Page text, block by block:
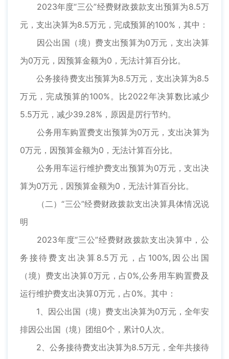
2023年度“三公”经费财政拨款支出预算为8.5万
元，支出决算为8.5万元，完成预算的100%，其中：
因公出国（境）费支出预算为0万元，支出决算
为0万元，因预算金额为0，无法计算百分比。
公务接待费支出预算为8.5万元，支出决算为8.5
万元，完成预算的100%。比2022年决算数比减少
5.5万元，减少39.28%，原因是厉行节约。
公务用车购置费支出预算为0万元，支出决算为
0万元，因预算金额为0，无法计算百分比。
公务用车运行维护费支出预算为0万元，支出决
算为0万元，因预算金额为0，无法计算百分比。
（二）“三公”经费财政拨款支出决算具体情况说
明
2023年度“三公”经费财政拨款支出决算中，公
务接待费支出决算8.5万元，占100%,因公出国
（境）费支出决算0万元，占0%,公务用车购置费及
运行维护费支出决算0万元，占0%。其中：
1、因公出国（境）费支出决算为0万元，全年安
排因公出国（境）团组0个，累计0人次。
2、公务接待费支出决算为8.5万元，全年共接待